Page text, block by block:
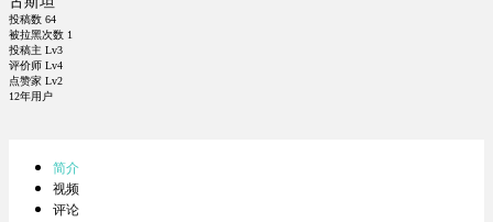
投稿数 64
被拉黑次数 1
投稿主 Lv3
评价师 Lv4
点赞家 Lv2
12年用户
简介
视频
评论